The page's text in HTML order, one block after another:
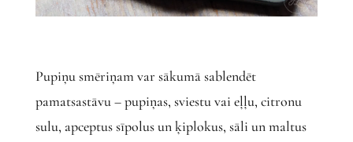
Pupiņu smēriņam var sākumā sablendēt
pamatsastāvu – pupiņas, sviestu vai eļļu, citronu
sulu, apceptus sīpolus un ķiplokus, sāli un maltus